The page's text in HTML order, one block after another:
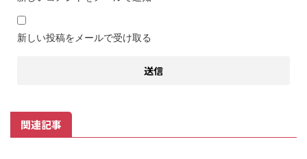
新しい投稿をメールで受け取る
関連記事